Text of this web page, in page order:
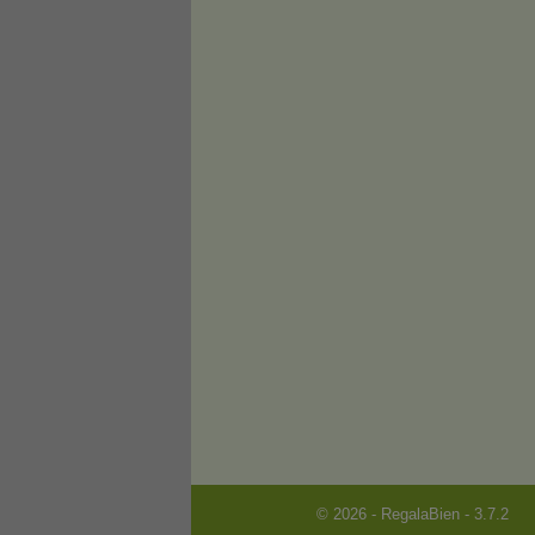
© 2026 - RegalaBien - 3.7.2